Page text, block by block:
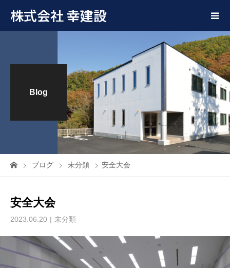
株式会社 幸建設
Blog
ブログ 未分類 安全大会
安全大会
2023.06.20 未分類